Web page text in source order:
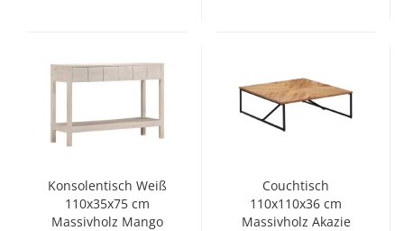
Konsolentisch Weiß
110x35x75 cm
Massivholz Mango
Couchtisch
110x110x36 cm
Massivholz Akazie